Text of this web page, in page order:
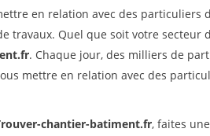
en relation avec des particuliers
travaux. Quel que soit votre secteur
. Chaque jour, des milliers de
mettre en relation avec des
chantier-batiment.fr, faites